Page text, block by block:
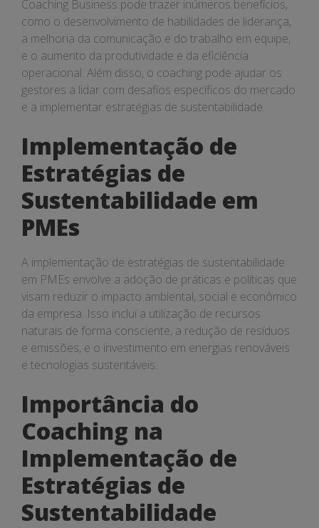
Coaching Business pode trazer inúmeros benefícios,
como o desenvolvimento de habilidades de liderança,
a melhoria da comunicação e do trabalho em equipe,
e o aumento da produtividade e da eficiência
operacional. Além disso, o coaching pode ajudar os
gestores a lidar com desafios específicos do mercado
e a implementar estratégias de sustentabilidade.
Implementação de
Estratégias de
Sustentabilidade em
PMEs
A implementação de estratégias de sustentabilidade
em PMEs envolve a adoção de práticas e políticas que
visam reduzir o impacto ambiental, social e econômico
da empresa. Isso inclui a utilização de recursos
naturais de forma consciente, a redução de resíduos
e emissões, e o investimento em energias renováveis
e tecnologias sustentáveis.
Importância do
Coaching na
Implementação de
Estratégias de
Sustentabilidade